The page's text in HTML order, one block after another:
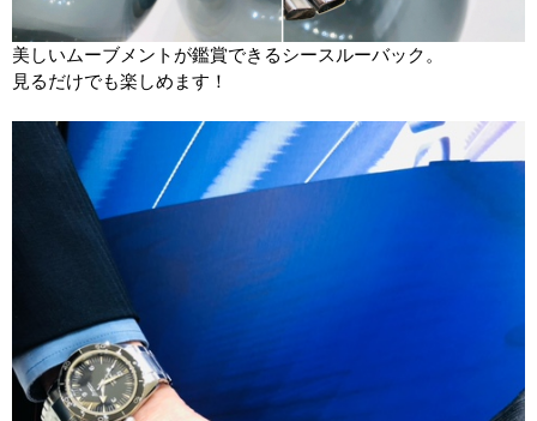
美しいムーブメントが鑑賞できるシースルーバック。
見るだけでも楽しめます！